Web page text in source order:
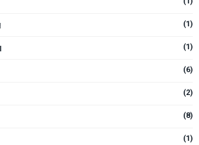
(1)
(1)
(6)
(2)
(8)
(1)